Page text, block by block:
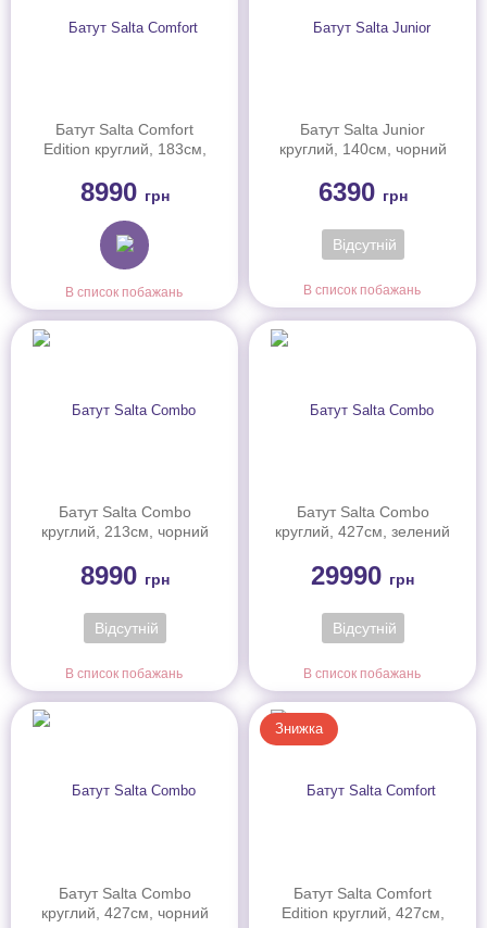
Батут Salta Comfort
Edition круглий, 183см,
8990 грн
В список побажань
Батут Salta Junior
круглий, 140см, чорний
6390 грн
Відсутній
В список побажань
Батут Salta Combo
круглий, 213см, чорний
8990 грн
Відсутній
В список побажань
Батут Salta Combo
круглий, 427см, зелений
29990 грн
Відсутній
В список побажань
Батут Salta Combo
круглий, 427см, чорний
Знижка
Батут Salta Comfort
Edition круглий, 427см,